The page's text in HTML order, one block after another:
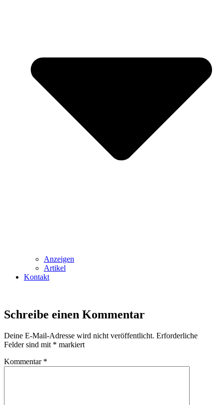
Anzeigen
Artikel
Kontakt
Schreibe einen Kommentar
Deine E-Mail-Adresse wird nicht veröffentlicht. Erforderliche
Felder sind mit * markiert
Kommentar *